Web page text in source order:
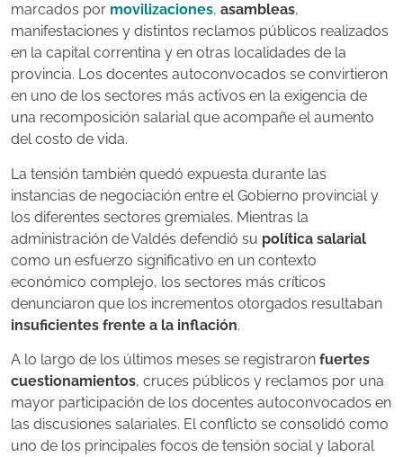
marcados por movilizaciones, asambleas,
manifestaciones y distintos reclamos públicos realizados
en la capital correntina y en otras localidades de la
provincia. Los docentes autoconvocados se convirtieron
en uno de los sectores más activos en la exigencia de
una recomposición salarial que acompañe el aumento
del costo de vida.
La tensión también quedó expuesta durante las
instancias de negociación entre el Gobierno provincial y
los diferentes sectores gremiales. Mientras la
administración de Valdés defendió su política salarial
como un esfuerzo significativo en un contexto
económico complejo, los sectores más críticos
denunciaron que los incrementos otorgados resultaban
insuficientes frente a la inflación.
A lo largo de los últimos meses se registraron fuertes
cuestionamientos, cruces públicos y reclamos por una
mayor participación de los docentes autoconvocados en
las discusiones salariales. El conflicto se consolidó como
uno de los principales focos de tensión social y laboral